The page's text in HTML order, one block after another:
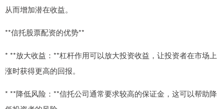
从而增加潜在收益。
**信托股票配资的优势**
* **放大收益：**杠杆作用可以放大投资收益，让投资者在市场上
涨时获得更高的回报。
* **降低风险：**信托公司通常要求较高的保证金，这可以帮助降